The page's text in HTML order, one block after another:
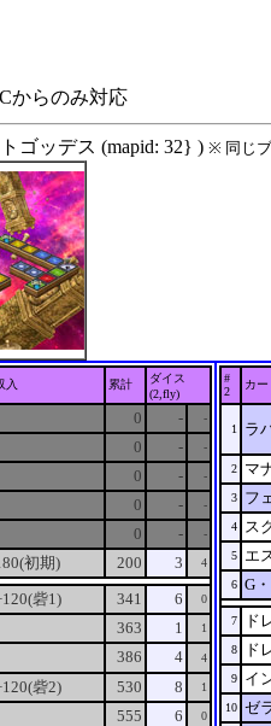
からのみ対応
ゴッデス (mapid: 32} ) ※ 同じ
入 累計
ダイス
(2,fly)
0 - -
0 - -
0 - -
0 - -
0 - -
初期) 200 3 4
砦1) 341 6 0
363 1 1
386 4 4
砦2) 530 8 1
555 6 0
#
2
カー
1 ラ
2 マ
3 フ
4 ス
5 エ
6 G
7 ド
8 ド
9 イ
10 ゼ